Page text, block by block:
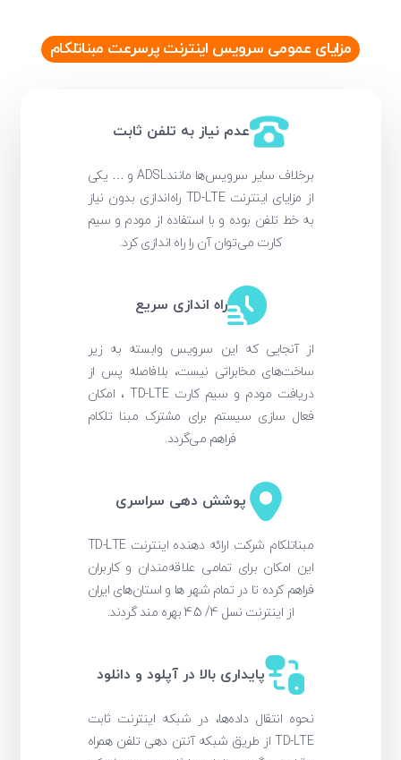
مزایای عمومی سرویس اینترنت پرسرعت مبناتلکام
عدم نیاز به تلفن ثابت
برخلاف سایر سرویس‌ها مانندADSL و … یکی
از مزایای اینترنت TD-LTE راه‌اندازی بدون نیاز
به خط تلفن بوده و با استفاده از مودم و سیم
کارت می‌توان آن را راه اندازی کرد.
راه اندازی سریع
از آنجایی که این سرویس وابسته به زیر
ساخت‌های مخابراتی نیست، بلافاصله پس از
دریافت مودم و سیم کارت TD-LTE ، امکان
فعال سازی سیستم برای مشترک مبنا تلکام
فراهم می‌گردد.
پوشش دهی سراسری
مبناتلکام شرکت ارائه دهنده اینترنت TD-LTE
این امکان برای تمامی علاقه‌مندان و کاربران
فراهم کرده تا در تمام شهر ها و استان‌های ایران
از اینترنت نسل 4/ 4.5 بهره مند گردند.
پایداری بالا در آپلود و دانلود
نحوه انتقال داده‌ها، در شبکه اینترنت ثابت
TD-LTE از طریق شبکه آنتن دهی تلفن همراه